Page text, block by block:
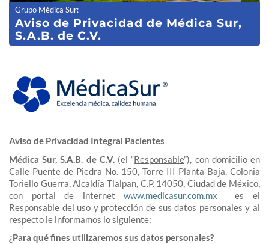
Grupo Médica Sur:
Aviso de Privacidad de Médica Sur,
S.A.B. de C.V.
Aviso de Privacidad Integral Pacientes
Médica Sur, S.A.B. de C.V.(el “Responsable”), con domicilio en
Calle Puente de Piedra No. 150, Torre III Planta Baja, Colonia
Toriello Guerra, Alcaldía Tlalpan, C.P. 14050, Ciudad de México,
con portal de internetwww.medicasur.com.mx es el
Responsable del uso y protección de sus datos personales y al
respecto le informamos lo siguiente:
¿Para qué fines utilizaremos sus datos personales?